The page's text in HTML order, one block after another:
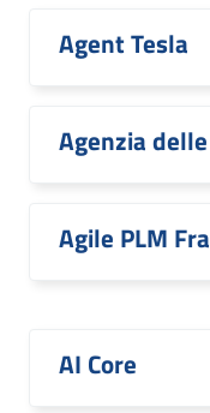
Agent Tesla
Agenzia
Agile PLM
AI Core